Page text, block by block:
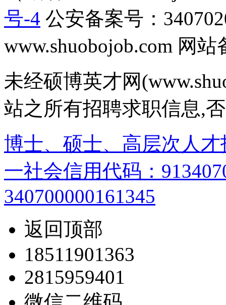
号-4 公安备案号：
www.shuobojob.com 网站
未经硕博英才网
站之所有招聘求职信息,
博士、硕士、高层次人
一社会信用代码：
340700000161345
返回顶部
18511901363
2815959401